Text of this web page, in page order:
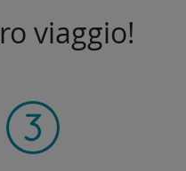
viaggio!